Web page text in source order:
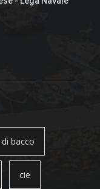
bacco
cie